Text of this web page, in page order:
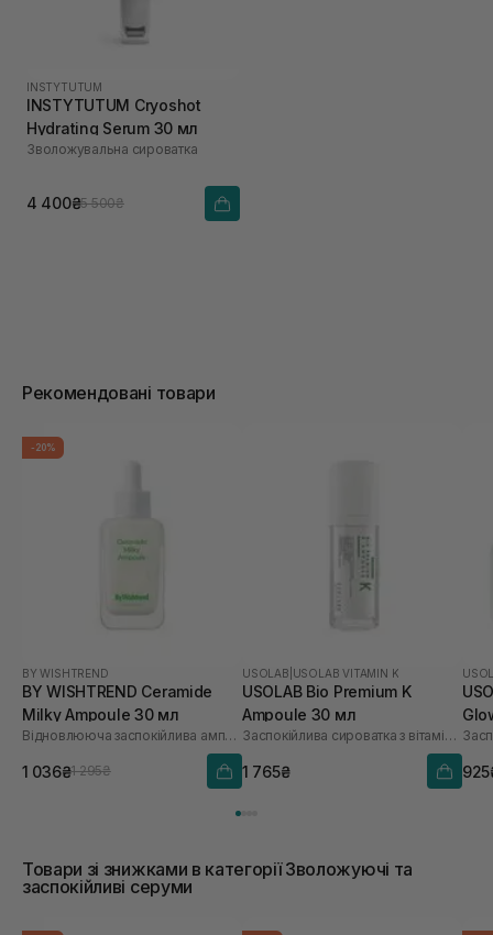
INSTYTUTUM
INSTYTUTUM Cryoshot
Hydrating Serum 30 мл
Зволожувальна сироватка
4 400₴5 500₴
Рекомендовані товари
-20%
BY WISHTREND
BY WISHTREND Ceramide
Milky Ampoule 30 мл
Відновлююча заспокійлива ампула для обличчя
1 036₴1 295₴
USOLAB USOLAB VITAMIN K
USOLAB Bio Premium K
Ampoule 30 мл
Заспокійлива сироватка з вітаміном K
1 765₴
Товари зі знижками в категорії Зволожуючі та
заспокійливі серуми